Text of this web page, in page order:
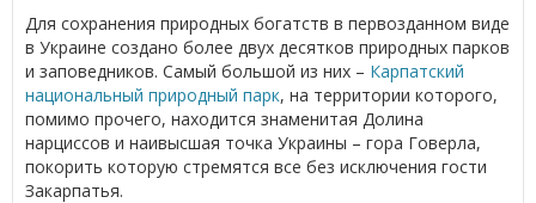
Для сохранения природных богатств в первозданном виде
в Украине создано более двух десятков природных парков
и заповедников. Самый большой из них – Карпатский
национальный природный парк, на территории которого,
помимо прочего, находится знаменитая Долина
нарциссов и наивысшая точка Украины – гора Говерла,
покорить которую стремятся все без исключения гости
Закарпатья.